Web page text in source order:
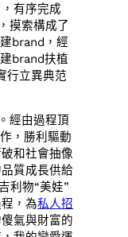
有序完成
摸索構成了
brand，經
brand扶植
行立異典范
經由過程頂
，勝利驅動
和社會抽像
質成長供給
利物“美娃”
，為私人招
氣與財富的